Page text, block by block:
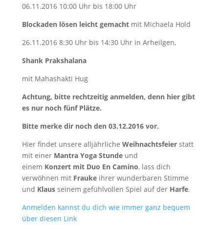
06.11.2016 10:00 Uhr bis 18:00 Uhr
Blockaden lösen leicht gemachtmit Michaela Hold
26.11.2016 8:30 Uhr bis 14:30 Uhr in Arheilgen,
Shank Prakshalana
mit Mahashakti Hug
Achtung, bitte rechtzeitig anmelden, denn hier gibt
es nur noch fünf Plätze.
Bitte merke dir noch den 03.12.2016 vor.
Hier findet unsere alljährliche Weihnachtsfeierstatt
mit einer Mantra Yoga Stundeund
einem Konzert mit Duo En Camino, lass dich
verwöhnen mit Fraukeihrer wunderbaren Stimme
und Klausseinem gefühlvollen Spiel auf der Harfe.
Anmelden kannst du dich wie immer ganz bequem
über diesen Link